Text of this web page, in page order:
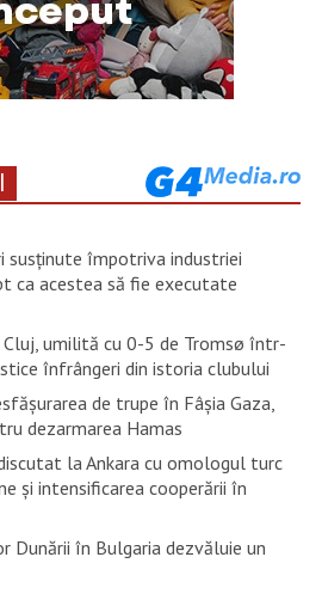
susţinute împotriva industriei
ca acestea să fie executate
Cluj, umilită cu 0-5 de Tromsø într-
înfrângeri din istoria clubului
de trupe în Fâşia Gaza,
dezarmarea Hamas
la Ankara cu omologul turc
și intensificarea cooperării în
Dunării în Bulgaria dezvăluie un